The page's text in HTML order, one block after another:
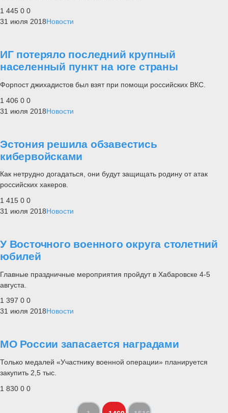
1 445 0 0
31 июля 2018Новости
ИГ потеряло последний крупный
населенный пункт на юге страны
Форпост джихадистов был взят при помощи российских ВКС.
1 406 0 0
31 июля 2018Новости
Эстония решила обзавестись
кибервойсками
Как нетрудно догадаться, они будут защищать родину от атак
российских хакеров.
1 415 0 0
31 июля 2018Новости
У Восточного военного округа столетний
юбилей
Главные праздничные мероприятия пройдут в Хабаровске 4-5
августа.
1 397 0 0
31 июля 2018Новости
МО России запасается наградами
Только медалей «Участнику военной операции» планируется
закупить 2,5 тыс.
1 830 0 0